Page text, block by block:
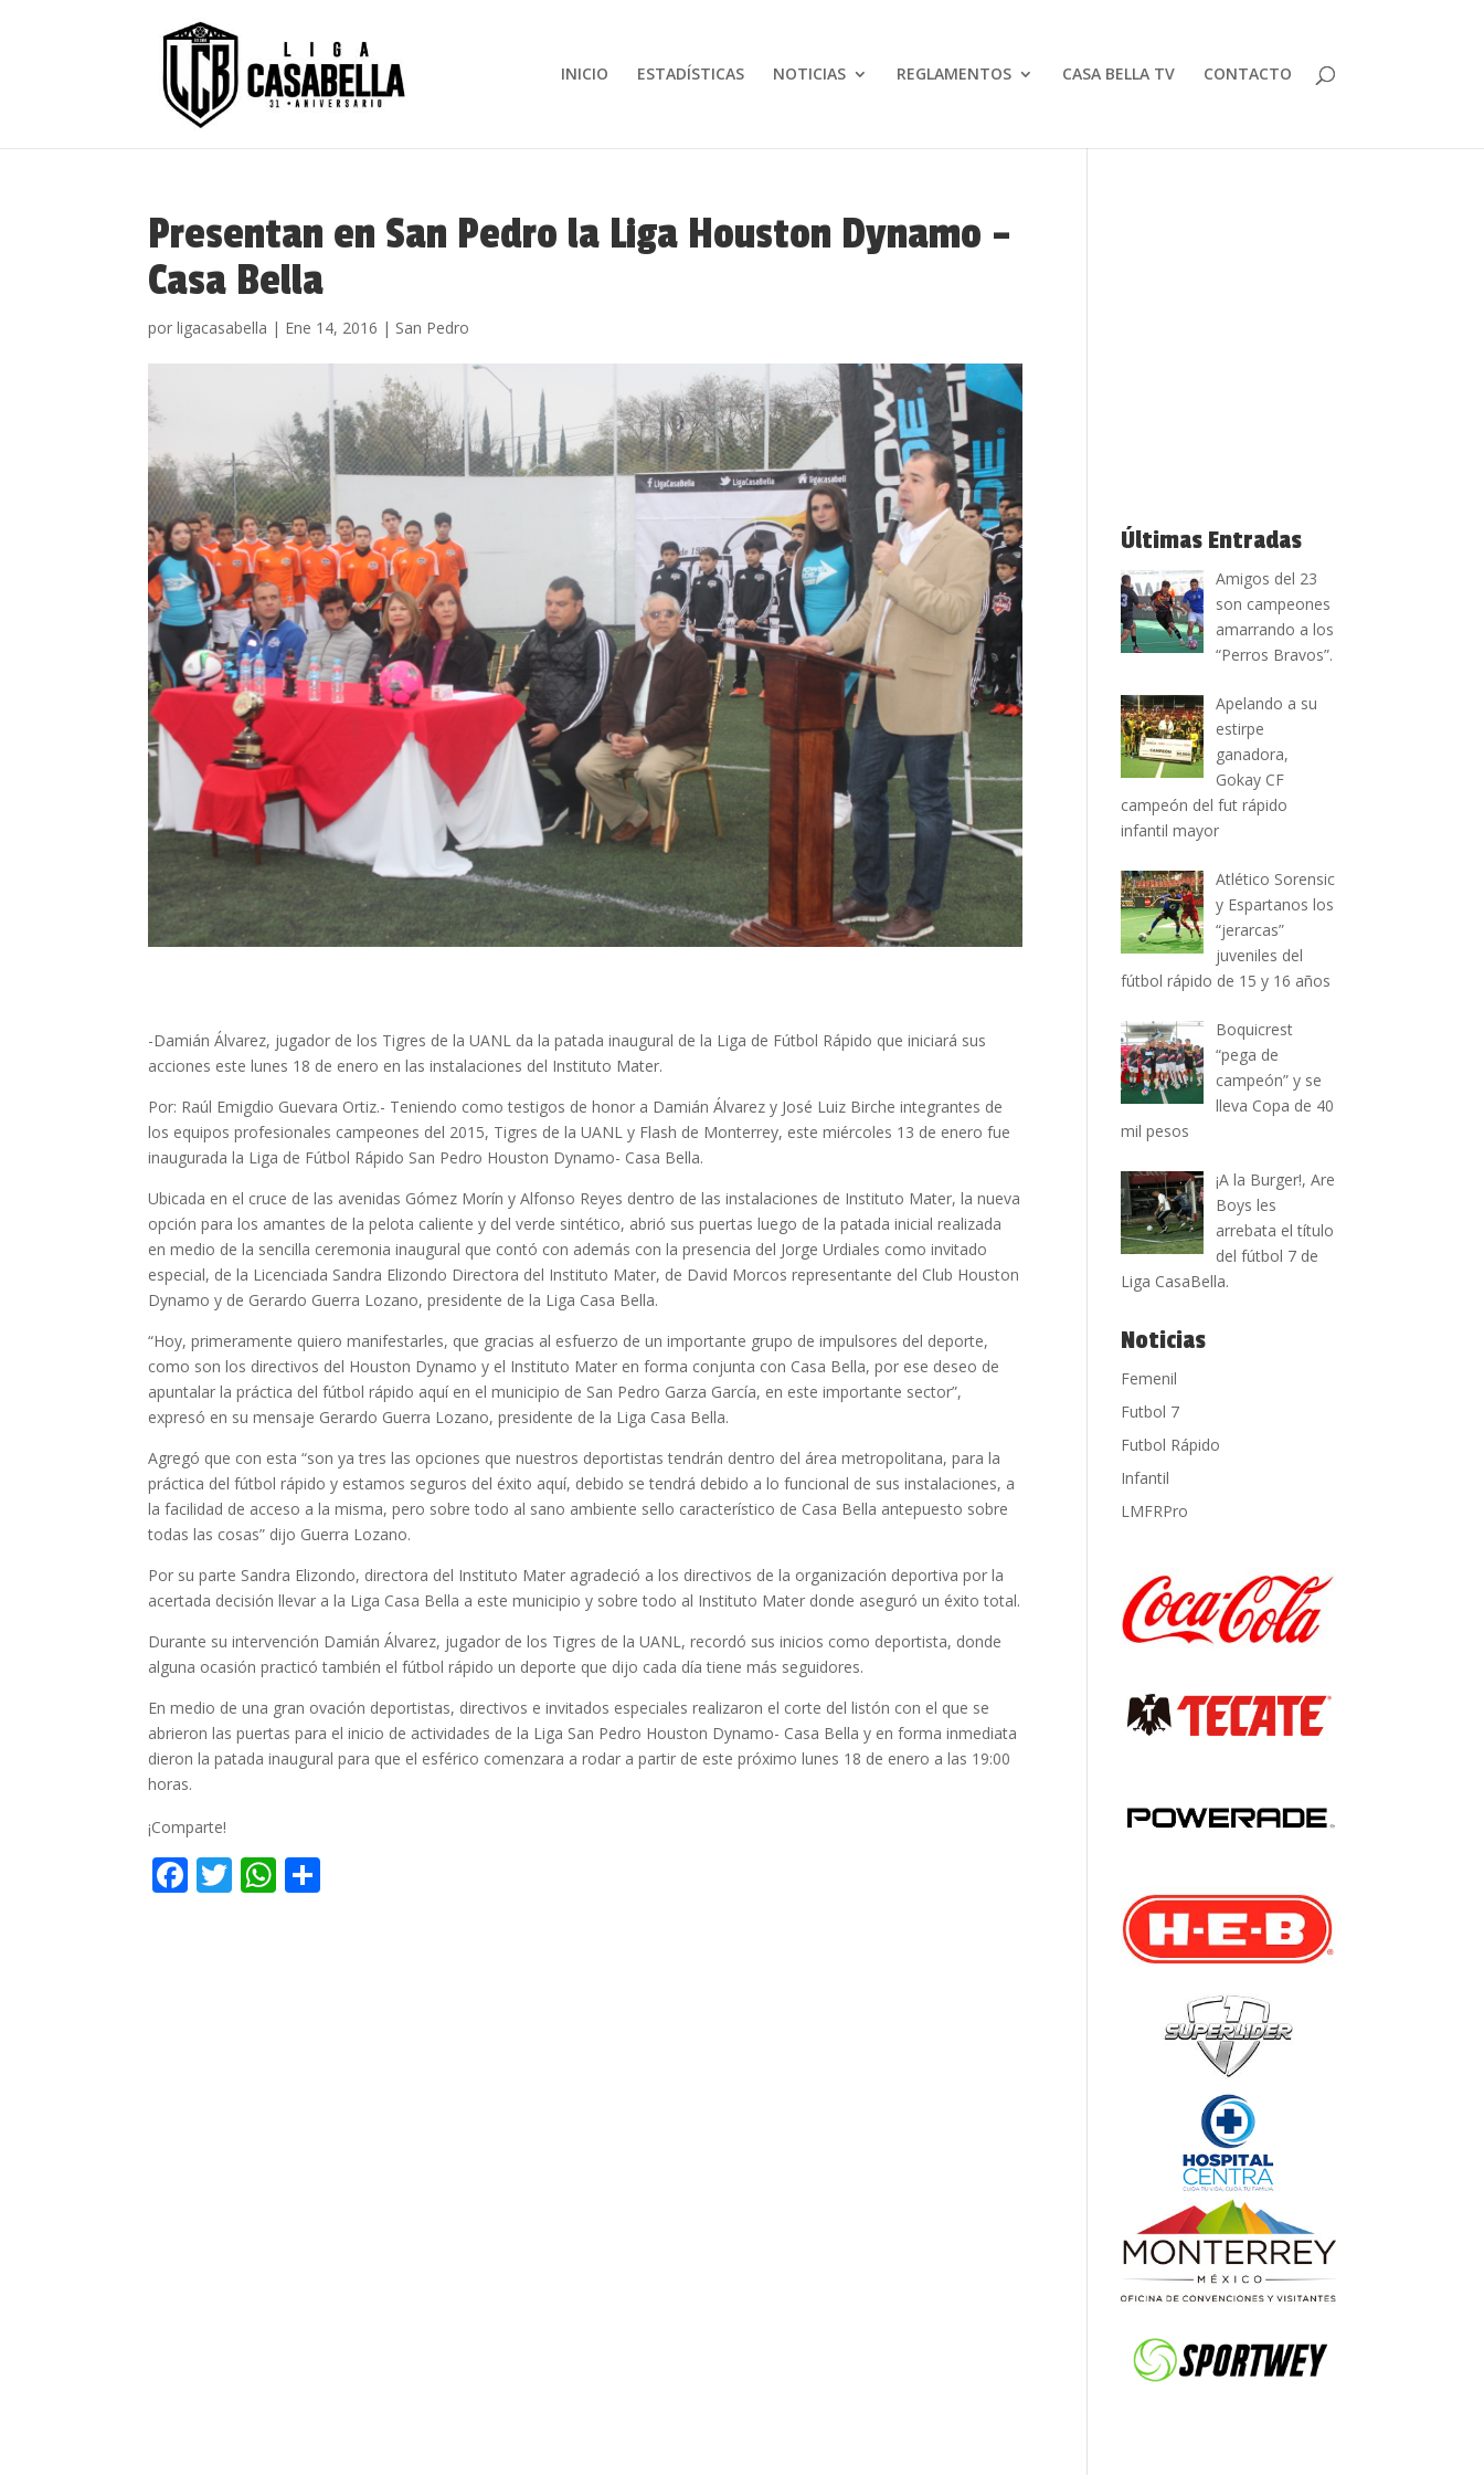
INICIO ESTADÍSTICAS NOTICIAS REGLAMENTOS CASA BELLA TV CONTACTO
Presentan en San Pedro la Liga Houston Dynamo –
Casa Bella
porligacasabella | Ene 14, 2016 | San Pedro
-Damián Álvarez, jugador de los Tigres de la UANL da la patada inaugural de la Liga de Fútbol Rápido que iniciará sus
acciones este lunes 18 de enero en las instalaciones del Instituto Mater.
Por: Raúl Emigdio Guevara Ortiz.- Teniendo como testigos de honor a Damián Álvarez y José Luiz Birche integrantes de
los equipos profesionales campeones del 2015, Tigres de la UANL y Flash de Monterrey, este miércoles 13 de enero fue
inaugurada la Liga de Fútbol Rápido San Pedro Houston Dynamo- Casa Bella.
Ubicada en el cruce de las avenidas Gómez Morín y Alfonso Reyes dentro de las instalaciones de Instituto Mater, la nueva
opción para los amantes de la pelota caliente y del verde sintético, abrió sus puertas luego de la patada inicial realizada
en medio de la sencilla ceremonia inaugural que contó con además con la presencia del Jorge Urdiales como invitado
especial, de la Licenciada Sandra Elizondo Directora del Instituto Mater, de David Morcos representante del Club Houston
Dynamo y de Gerardo Guerra Lozano, presidente de la Liga Casa Bella.
“Hoy, primeramente quiero manifestarles, que gracias al esfuerzo de un importante grupo de impulsores del deporte,
como son los directivos del Houston Dynamo y el Instituto Mater en forma conjunta con Casa Bella, por ese deseo de
apuntalar la práctica del fútbol rápido aquí en el municipio de San Pedro Garza García, en este importante sector”,
expresó en su mensaje Gerardo Guerra Lozano, presidente de la Liga Casa Bella.
Agregó que con esta “son ya tres las opciones que nuestros deportistas tendrán dentro del área metropolitana, para la
práctica del fútbol rápido y estamos seguros del éxito aquí, debido se tendrá debido a lo funcional de sus instalaciones, a
la facilidad de acceso a la misma, pero sobre todo al sano ambiente sello característico de Casa Bella antepuesto sobre
todas las cosas” dijo Guerra Lozano.
Por su parte Sandra Elizondo, directora del Instituto Mater agradeció a los directivos de la organización deportiva por la
acertada decisión llevar a la Liga Casa Bella a este municipio y sobre todo al Instituto Mater donde aseguró un éxito total.
Durante su intervención Damián Álvarez, jugador de los Tigres de la UANL, recordó sus inicios como deportista, donde
alguna ocasión practicó también el fútbol rápido un deporte que dijo cada día tiene más seguidores.
En medio de una gran ovación deportistas, directivos e invitados especiales realizaron el corte del listón con el que se
abrieron las puertas para el inicio de actividades de la Liga San Pedro Houston Dynamo- Casa Bella y en forma inmediata
dieron la patada inaugural para que el esférico comenzara a rodar a partir de este próximo lunes 18 de enero a las 19:00
horas.
¡Comparte!
F T W
Últimas Entradas
Amigos del 23
son campeones
amarrando a los
“Perros Bravos”.
Apelando a su
estirpe
ganadora,
Gokay CF
campeón del fut rápido
infantil mayor
Atlético Sorensic
y Espartanos los
“jerarcas”
juveniles del
fútbol rápido de 15 y 16 años
Boquicrest
“pega de
campeón” y se
lleva Copa de 40
mil pesos
¡A la Burger!, Are
Boys les
arrebata el título
del fútbol 7 de
Liga CasaBella.
Noticias
Femenil
Futbol 7
Futbol Rápido
Infantil
LMFRPro